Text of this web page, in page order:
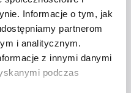
Informacje o tym, jak
partnerom
i analitycznym.
z innymi danymi
podczas